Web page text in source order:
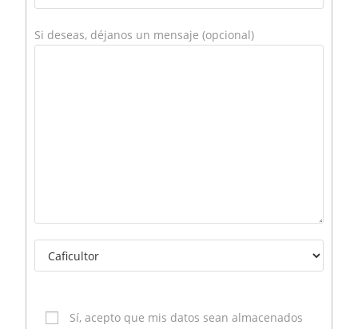
Si deseas, déjanos un mensaje (opcional)
Sí, acepto que mis datos sean almacenados